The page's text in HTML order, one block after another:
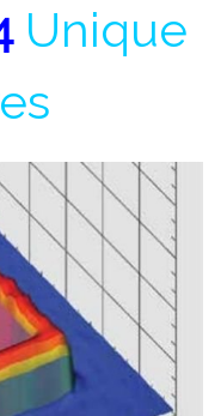
Unique